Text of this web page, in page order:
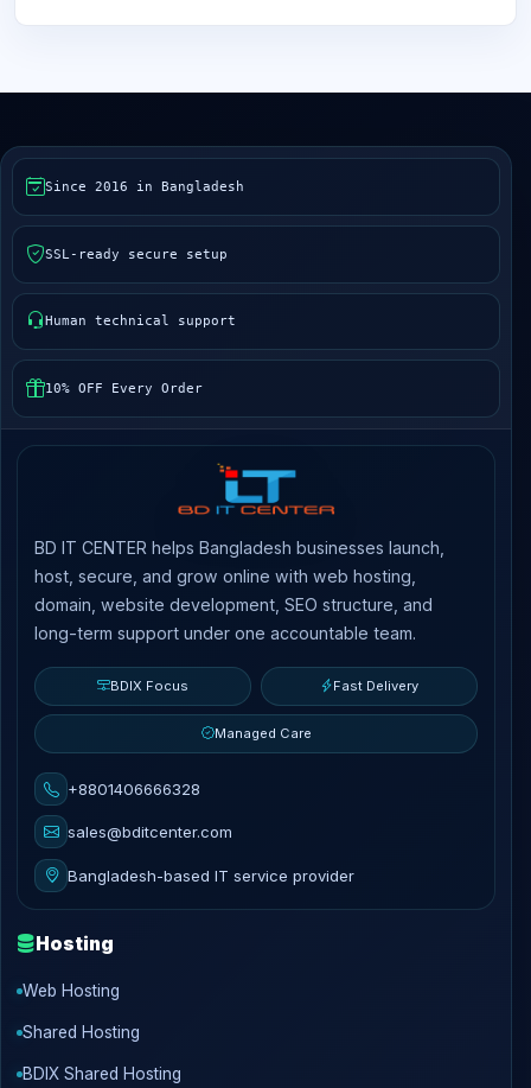
Since 2016 in Bangladesh
SSL-ready secure setup
Human technical support
10% OFF Every Order
BD IT CENTER helps Bangladesh businesses launch,
host, secure, and grow online with web hosting,
domain, website development, SEO structure, and
long-term support under one accountable team.
BDIX Focus Fast Delivery
Managed Care
+8801406666328
sales@bditcenter.com
Bangladesh-based IT service provider
Hosting
Web Hosting
Shared Hosting
BDIX Shared Hosting